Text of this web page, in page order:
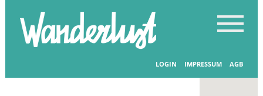
LOGIN IMPRESSUM AGB
Startseite - Erfahrungsberichte Erfahrungsberichte